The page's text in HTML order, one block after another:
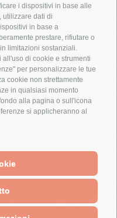
i dispositivi in base alle
utilizzare dati di
in base a
prestare, rifiutare o
limitazioni sostanziali.
di cookie e strumenti
per personalizzare le tue
cookie non strettamente
in qualsiasi momento
alla pagina o sull'icona
si applicheranno al
ordinanza
polizia municipale
sant'agnello
temporali
treni
vincenzo de luca